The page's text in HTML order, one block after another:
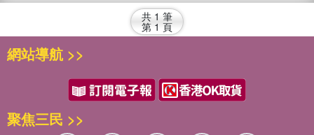
共 1 筆
第 1 頁
網站導航 >>
聚焦三民 >>